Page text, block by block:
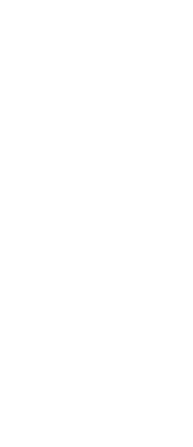
El presunto
informado al
ministro de
plena